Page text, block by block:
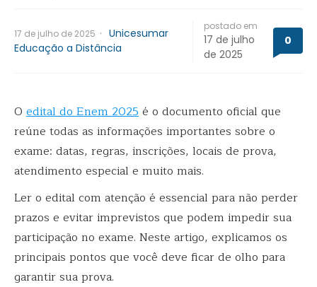
17 de julho de 2025 · Unicesumar
Educação a Distância
postado em
17 de julho
de 2025
0
O edital do Enem 2025é o documento oficial que
reúne todas as informações importantes sobre o
exame: datas, regras, inscrições, locais de prova,
atendimento especial e muito mais.
Ler o edital com atenção é essencial para não perder
prazos e evitar imprevistos que podem impedir sua
participação no exame. Neste artigo, explicamos os
principais pontos que você deve ficar de olho para
garantir sua prova.